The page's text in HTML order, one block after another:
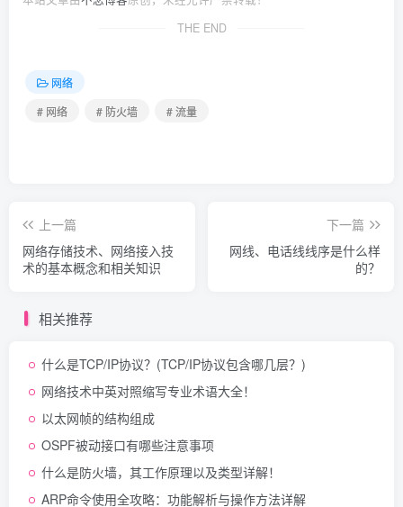
THE END
网络
# 网络
# 防火墙 # 流量
上一篇
网络存储技术、网络接入技
术的基本概念和相关知识
下一篇
网线、电话线线序是什么样
的？
相关推荐
什么是TCP/IP协议？(TCP/IP协议包含哪几层？)
网络技术中英对照缩写专业术语大全！
以太网帧的结构组成
OSPF被动接口有哪些注意事项
什么是防火墙，其工作原理以及类型详解！
ARP命令使用全攻略：功能解析与操作方法详解